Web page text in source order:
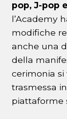
pop, J-pop
l’Academy
modifiche
anche una
della
cerimonia si
trasmessa
piattaforme